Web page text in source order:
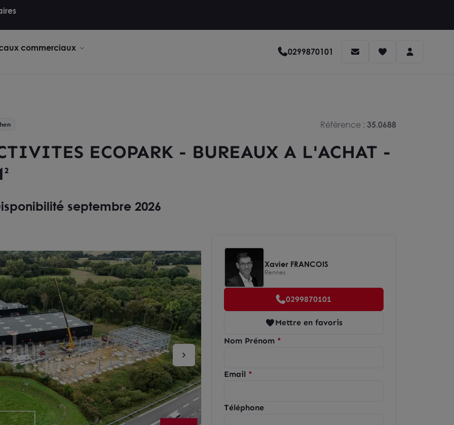
commerciaux 0299870101
Référence : 35.0688
ECOPARK - BUREAUX A L'ACHAT -
septembre 2026
Xavier FRANCOIS
Rennes
0299870101
Mettre en favoris
Nom Prénom
Email
Téléphone